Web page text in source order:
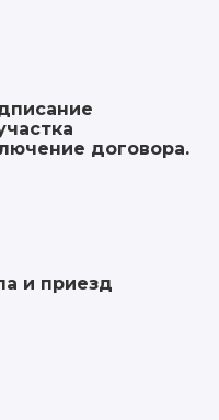
договора.
и приезд